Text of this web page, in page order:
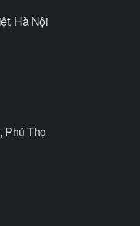
Hà Nội
Phú Thọ